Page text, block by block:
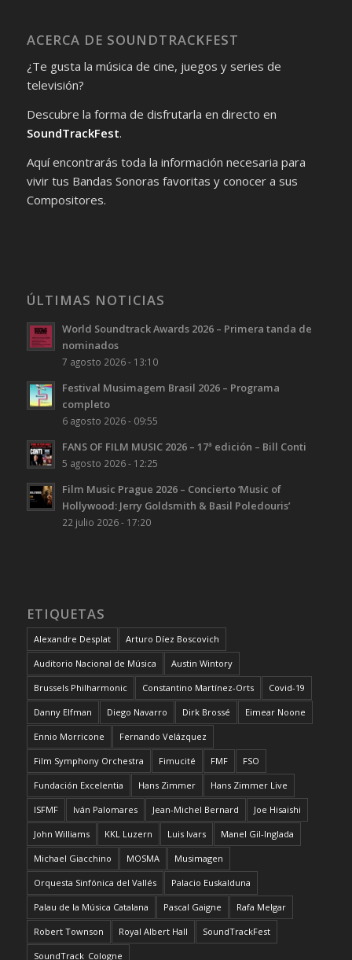
ACERCA DE SOUNDTRACKFEST
¿Te gusta la música de cine, juegos y series de
televisión?
Descubre la forma de disfrutarla en directo en
SoundTrackFest.
Aquí encontrarás toda la información necesaria para
vivir tus Bandas Sonoras favoritas y conocer a sus
Compositores.
ÚLTIMAS NOTICIAS
World Soundtrack Awards 2026 – Primera tanda de
nominados
7 agosto 2026 - 13:10
Festival Musimagem Brasil 2026 – Programa
completo
6 agosto 2026 - 09:55
FANS OF FILM MUSIC 2026 – 17ª edición – Bill Conti
5 agosto 2026 - 12:25
Film Music Prague 2026 – Concierto ‘Music of
Hollywood: Jerry Goldsmith & Basil Poledouris’
22 julio 2026 - 17:20
ETIQUETAS
Alexandre Desplat Arturo Díez Boscovich
Auditorio Nacional de Música Austin Wintory
Brussels Philharmonic Constantino Martínez-Orts Covid-19
Danny Elfman Diego Navarro Dirk Brossé Eimear Noone
Ennio Morricone Fernando Velázquez
Film Symphony Orchestra Fimucité FMF FSO
Fundación Excelentia Hans Zimmer Hans Zimmer Live
ISFMF Iván Palomares Jean-Michel Bernard Joe Hisaishi
John Williams KKL Luzern Luis Ivars Manel Gil-Inglada
Michael Giacchino MOSMA Musimagen
Orquesta Sinfónica del Vallés Palacio Euskalduna
Palau de la Música Catalana Pascal Gaigne Rafa Melgar
Robert Townson Royal Albert Hall SoundTrackFest
SoundTrack_Cologne